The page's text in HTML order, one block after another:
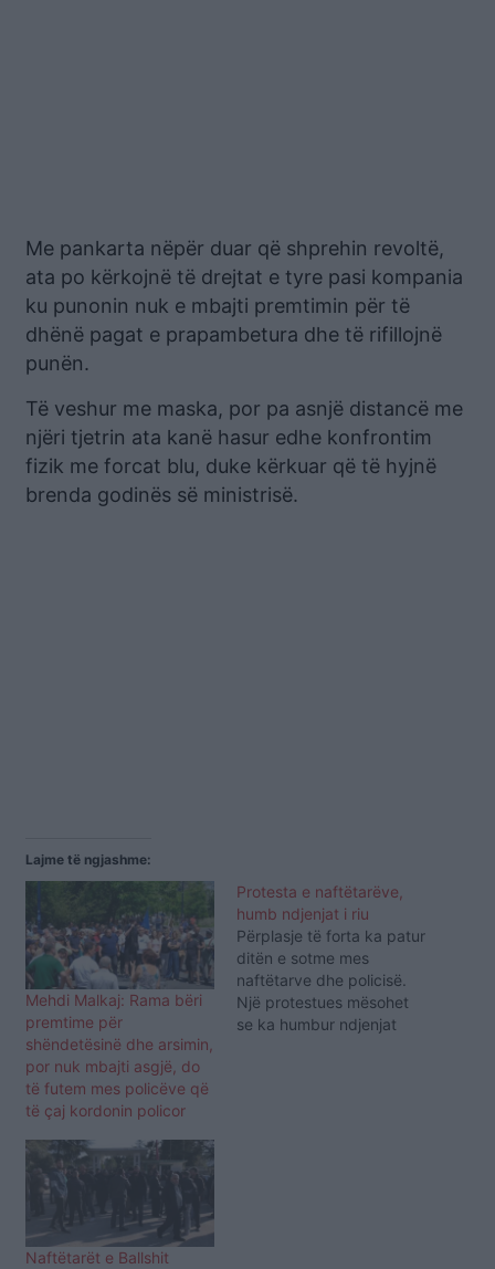
Me pankarta nëpër duar që shprehin revoltë,
ata po kërkojnë të drejtat e tyre pasi kompania
ku punonin nuk e mbajti premtimin për të
dhënë pagat e prapambetura dhe të rifillojnë
punën.
Të veshur me maska, por pa asnjë distancë me
njëri tjetrin ata kanë hasur edhe konfrontim
fizik me forcat blu, duke kërkuar që të hyjnë
brenda godinës së ministrisë.
Lajme të ngjashme:
Mehdi Malkaj: Rama bëri
premtime për
shëndetësinë dhe arsimin,
por nuk mbajti asgjë, do
të futem mes policëve që
të çaj kordonin policor
Protesta e naftëtarëve,
humb ndjenjat i riu
Përplasje të forta ka patur
ditën e sotme mes
naftëtarve dhe policisë.
Një protestues mësohet
se ka humbur ndjenjat
Naftëtarët e Ballshit